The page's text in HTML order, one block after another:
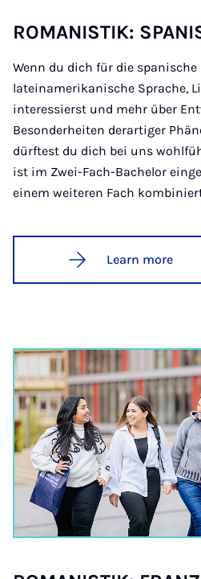
RO­MAN­ISTIK:
Wenn du dich für die spanische
lateinamerikanische Sprache,
interessierst und mehr über
Besonderheiten derartiger
dürftest du dich bei uns
ist im Zwei-Fach-Bachelor
einem weiteren Fach
Learn more